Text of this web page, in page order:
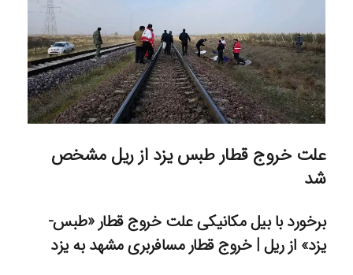
علت خروج قطار طبس یزد از ریل مشخص
شد
برخورد با بیل مکانیکی علت خروج قطار «طبس-
یزد» از ریل | خروج قطار مسافربری مشهد به یزد